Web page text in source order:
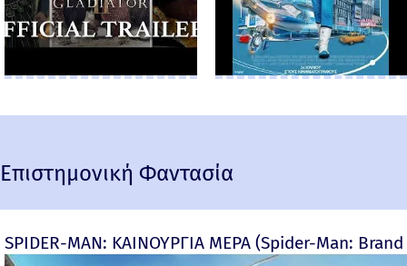
Επιστημονική Φαντασία
SPIDER-MAN: ΚΑΙΝΟΥΡΓΙΑ ΜΕΡΑ (Spider-Man: